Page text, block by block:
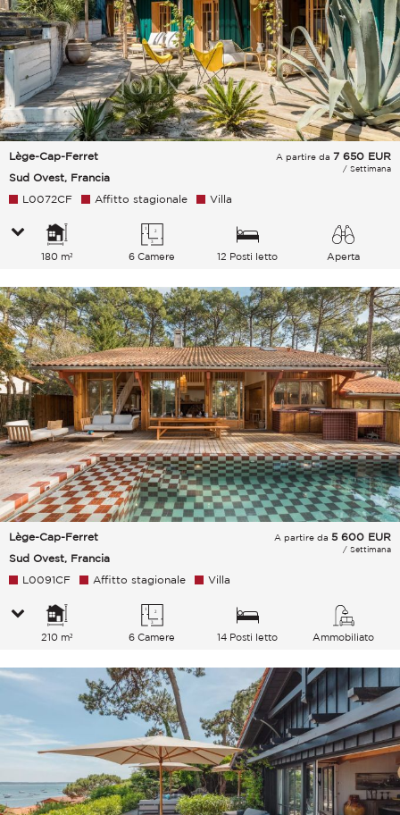
Lège-Cap-Ferret
Sud Ovest, Francia
A partire da 7 650 EUR
/ Settimana
L0072CF Affitto stagionale Villa
180 m² 6 Camere 12 Posti letto Aperta
Lège-Cap-Ferret
Sud Ovest, Francia
A partire da 5 600 EUR
/ Settimana
L0091CF Affitto stagionale Villa
210 m² 6 Camere 14 Posti letto Ammobiliato